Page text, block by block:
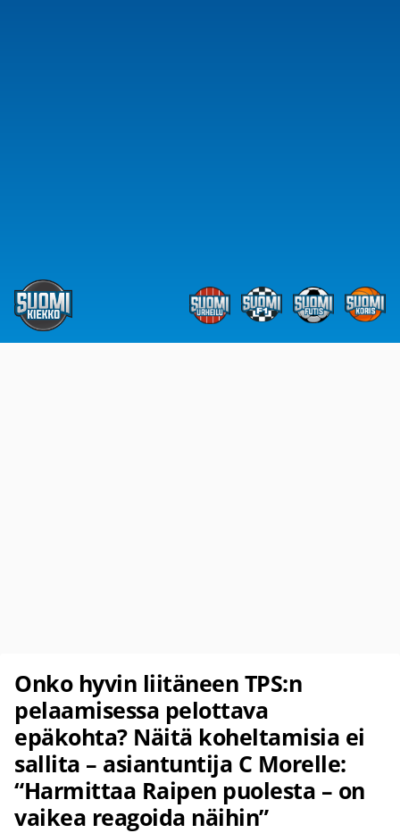
Onko hyvin liitäneen TPS:n
pelaamisessa pelottava
epäkohta? Näitä koheltamisia ei
sallita – asiantuntija C Morelle:
“Harmittaa Raipen puolesta – on
vaikea reagoida näihin”